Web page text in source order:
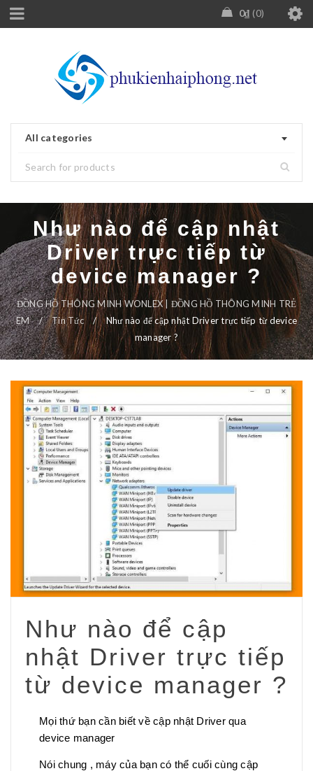
0₫ 0
All categories
Như nào để cập nhật
Driver trực tiếp từ
device manager ?
ĐỒNG HỒ THÔNG MINH WONLEX | ĐỒNG HỒ THÔNG MINH TRẺ
EM
/ Tin Tức /
Như nào để cập nhật Driver trực tiếp từ device
manager ?
Như nào để cập
nhật Driver trực tiếp
từ device manager ?
Mọi thứ bạn cần biết về cập nhật Driver qua
device manager
Nói chung , máy của bạn có thể cuối cùng cập